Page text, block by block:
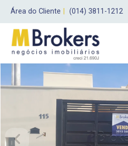
Área do Cliente (014) 3811-1212